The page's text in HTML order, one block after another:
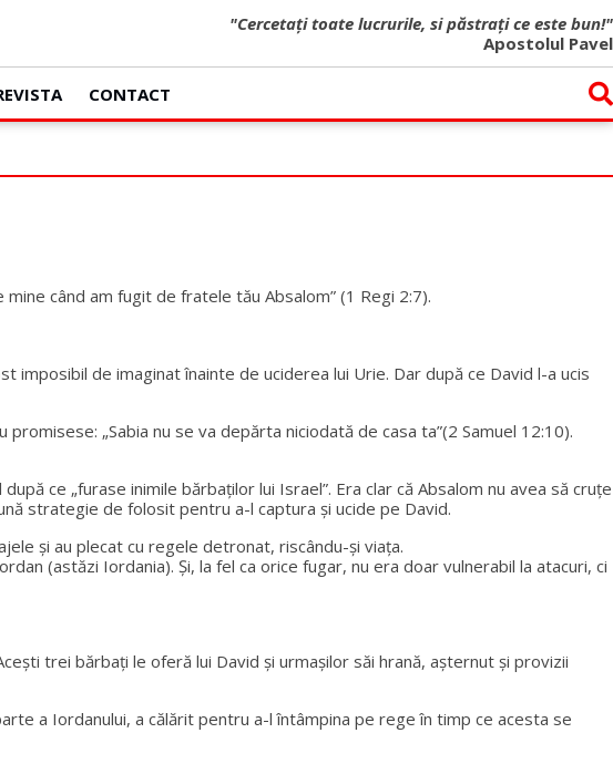
"Cercetați toate lucrurile, si păstrați ce este bun!"
Apostolul Pavel
CONTACT
când am fugit de fratele tău Absalom” (1 Regi 2:7).
de imaginat înainte de uciderea lui Urie. Dar după ce David l-a ucis
„Sabia nu se va depărta niciodată de casa ta”(2 Samuel 12:10).
ce „furase inimile bărbaților lui Israel”. Era clar că Absalom nu avea să cruțe
strategie de folosit pentru a-l captura și ucide pe David.
și au plecat cu regele detronat, riscându-și viața.
(astăzi Iordania). Și, la fel ca orice fugar, nu era doar vulnerabil la atacuri, ci
trei bărbați le oferă lui David și urmașilor săi hrană, așternut și provizii
a Iordanului, a călărit pentru a-l întâmpina pe rege în timp ce acesta se